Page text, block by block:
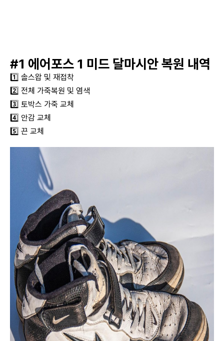
#1 에어포스 1 미드 달마시안 복원 내역
1️⃣ 솔스왑 및 재접착
2️⃣ 전체 가죽복원 및 염색
3️⃣ 토박스 가죽 교체
4️⃣ 안감 교체
5️⃣ 끈 교체